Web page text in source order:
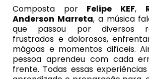
Composta por Felipe KEF,
Anderson Marreta, a música
que passou por diversos
frustrados e dolorosos,
mágoas e momentos difíceis.
pessoa aprendeu com cada
frente. Todas essas